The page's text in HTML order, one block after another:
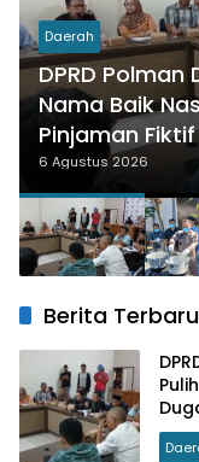
Daerah
DPRD Polman
Nama Baik
Pinjaman Fiktif
6 Agustus 2026
Berita Terbaru